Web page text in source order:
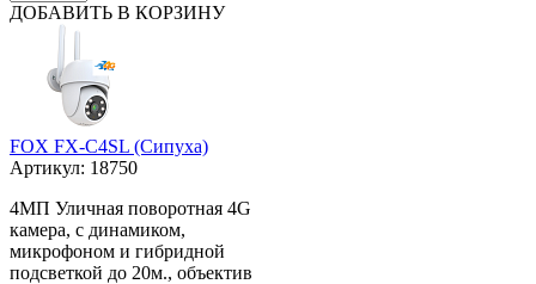
ДОБАВИТЬ В КОРЗИНУ
FOX FX-C4SL (Сипуха)
Артикул: 18750
4МП Уличная поворотная 4G
камера, с динамиком,
микрофоном и гибридной
подсветкой до 20м., объектив